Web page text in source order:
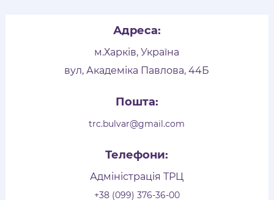
Адреса:
м.Харків, Україна
вул, Академіка Павлова, 44Б
Пошта:
trc.bulvar@gmail.com
Телефони:
Адміністрація ТРЦ
+38 (099) 376-36-00